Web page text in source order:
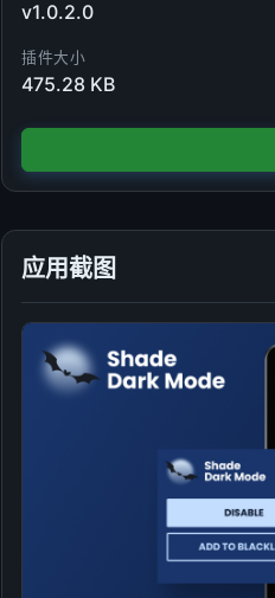
v1.0.2.0
插件大小
475.28 KB
应用截图